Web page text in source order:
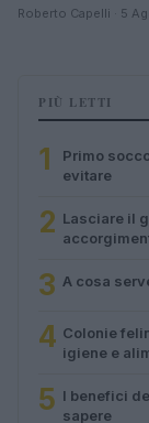
Roberto Capelli · 5
PIÙ LETTI
1
Primo
evitare
2 Lasciare il
3 A cosa
4 Colonie
igiene e
5 I benefici
sapere